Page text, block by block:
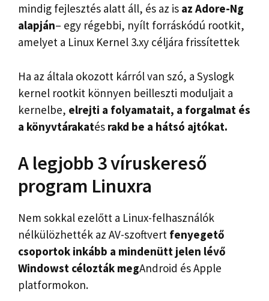
mindig fejlesztés alatt áll, és az is az Adore-Ng
alapján– egy régebbi, nyílt forráskódú rootkit,
amelyet a Linux Kernel 3.xy céljára frissítettek
Ha az általa okozott kárról van szó, a Syslogk
kernel rootkit könnyen beilleszti moduljait a
kernelbe, elrejti a folyamatait, a forgalmat és
a könyvtárakatés rakd be a hátsó ajtókat.
A legjobb 3 víruskereső
program Linuxra
Nem sokkal ezelőtt a Linux-felhasználók
nélkülözhették az AV-szoftvert fenyegető
csoportok inkább a mindenütt jelen lévő
Windowst célozták megAndroid és Apple
platformokon.